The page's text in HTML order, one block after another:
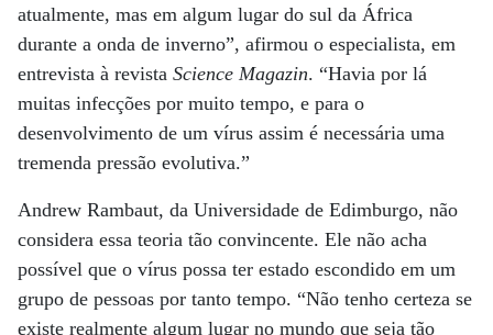
atualmente, mas em algum lugar do sul da África
durante a onda de inverno”, afirmou o especialista, em
entrevista à revista Science Magazin. “Havia por lá
muitas infecções por muito tempo, e para o
desenvolvimento de um vírus assim é necessária uma
tremenda pressão evolutiva.”
Andrew Rambaut, da Universidade de Edimburgo, não
considera essa teoria tão convincente. Ele não acha
possível que o vírus possa ter estado escondido em um
grupo de pessoas por tanto tempo. “Não tenho certeza se
existe realmente algum lugar no mundo que seja tão